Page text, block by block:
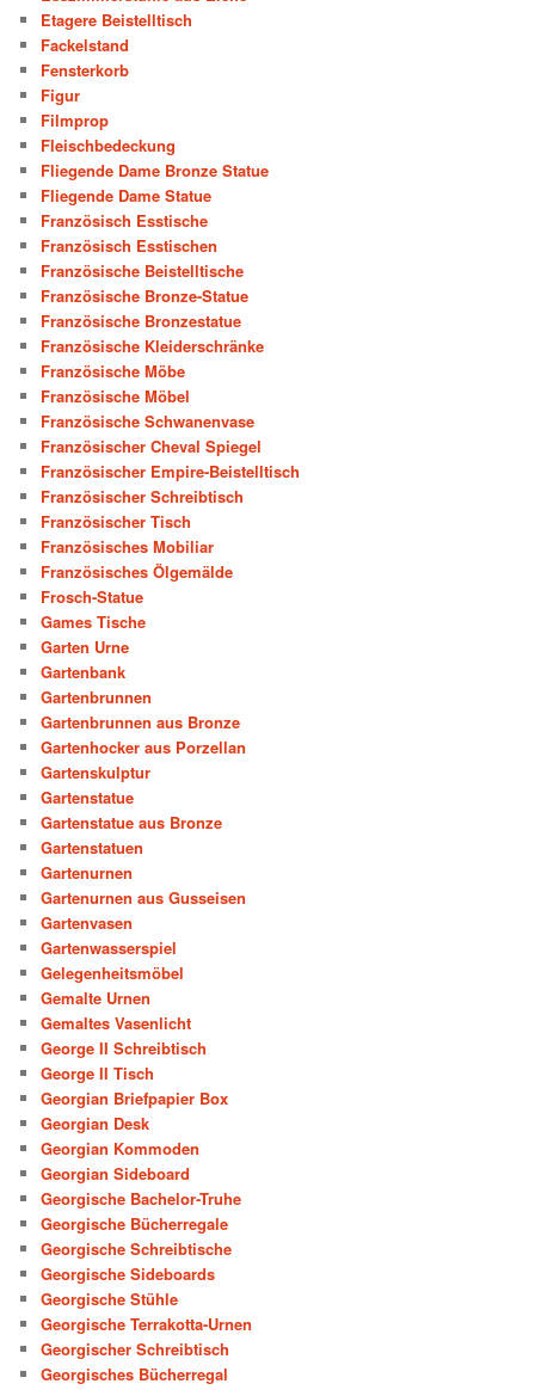
Etagere Beistelltisch
Fackelstand
Fensterkorb
Figur
Filmprop
Fleischbedeckung
Fliegende Dame Bronze Statue
Fliegende Dame Statue
Französisch Esstische
Französisch Esstischen
Französische Beistelltische
Französische Bronze-Statue
Französische Bronzestatue
Französische Kleiderschränke
Französische Möbe
Französische Möbel
Französische Schwanenvase
Französischer Cheval Spiegel
Französischer Empire-Beistelltisch
Französischer Schreibtisch
Französischer Tisch
Französisches Mobiliar
Französisches Ölgemälde
Frosch-Statue
Games Tische
Garten Urne
Gartenbank
Gartenbrunnen
Gartenbrunnen aus Bronze
Gartenhocker aus Porzellan
Gartenskulptur
Gartenstatue
Gartenstatue aus Bronze
Gartenstatuen
Gartenurnen
Gartenurnen aus Gusseisen
Gartenvasen
Gartenwasserspiel
Gelegenheitsmöbel
Gemalte Urnen
Gemaltes Vasenlicht
George II Schreibtisch
George II Tisch
Georgian Briefpapier Box
Georgian Desk
Georgian Kommoden
Georgian Sideboard
Georgische Bachelor-Truhe
Georgische Bücherregale
Georgische Schreibtische
Georgische Sideboards
Georgische Stühle
Georgische Terrakotta-Urnen
Georgischer Schreibtisch
Georgisches Bücherregal